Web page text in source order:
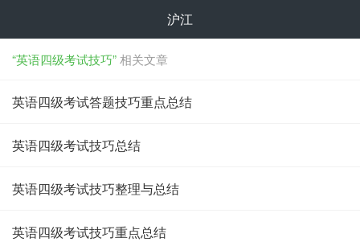
沪江
“英语四级考试技巧”相关文章
英语四级考试答题技巧重点总结
英语四级考试技巧总结
英语四级考试技巧整理与总结
英语四级考试技巧重点总结